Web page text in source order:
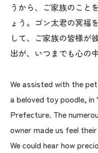
うから、ご家族のこと
ょう。ゴン太君の冥福
して、ご家族の皆様が
出が、いつまでも心の
We assisted with the
a beloved toy poodle, in
Prefecture. The
owner made us feel
We could hear how